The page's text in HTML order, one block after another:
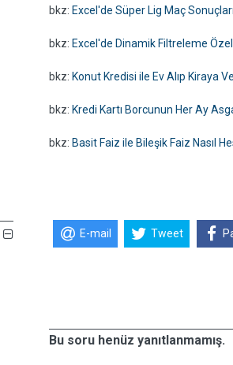
bkz: Excel'de Süper Lig Maç
bkz: Excel'de Dinamik Filtreleme
bkz: Konut Kredisi ile Ev Alıp Kiraya
bkz: Kredi Kartı Borcunun Her Ay
bkz: Basit Faiz ile Bileşik Faiz Nasıl
E-mail Tweet
Bu soru henüz yanıtlanmamış.